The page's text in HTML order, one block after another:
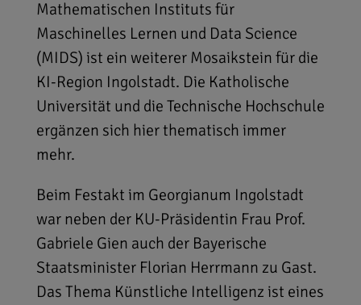
Mathematischen Instituts für
Maschinelles Lernen und Data Science
(MIDS) ist ein weiterer Mosaikstein für die
KI-Region Ingolstadt. Die Katholische
Universität und die Technische Hochschule
ergänzen sich hier thematisch immer
mehr.
Beim Festakt im Georgianum Ingolstadt
war neben der KU-Präsidentin Frau Prof.
Gabriele Gien auch der Bayerische
Staatsminister Florian Herrmann zu Gast.
Das Thema Künstliche Intelligenz ist eines